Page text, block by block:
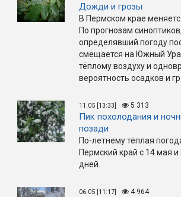
Дожди и грозы
В Пермском крае
По прогнозам
определявший погоду
смещается на Южный
тёплому воздуху и
вероятность осадков и
11.05 [13:33] 5 313
Пик похолодания и
позади
По-летнему тёплая
Пермский край с 14 мая
дней.
06.05 [11:17] 4 964